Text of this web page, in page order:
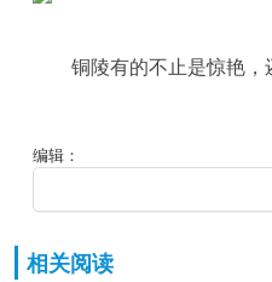
铜陵有的不止是惊艳
编辑：
相关阅读